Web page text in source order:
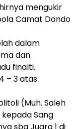
mengukir
Camat Dondo
dalam
dan
finalti.
– 3 atas
(Muh. Saleh
Sang